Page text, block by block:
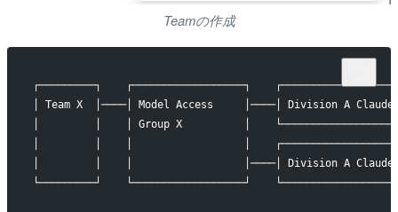
Teamの作成
┌─────────┐    ┌──────────────────┐
│ Team X  │────│ Model Access     │────│ Division A
│         │    │ Group X          │
│         │    │                  │
│         │    │                  │────│ Division A Claude
└─────────┘    └──────────────────┘